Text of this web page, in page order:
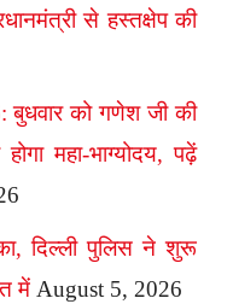
से हस्तक्षेप की
को गणेश जी की
महा-भाग्योदय, पढ़ें
दिल्ली पुलिस ने शुरू
में August 5, 2026